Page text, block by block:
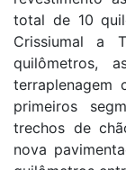
total de 10
Crissiumal a
quilômetros,
terraplenagem
primeiros
trechos de
nova